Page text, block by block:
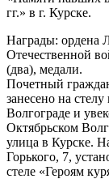
гг.» в г. Курске.
Награды: ордена
Отечественной
(два), медали.
Почетный
занесено на
Волгограде и
Октябрьском
улица в Курске.
Горького, 7,
стеле «Героям